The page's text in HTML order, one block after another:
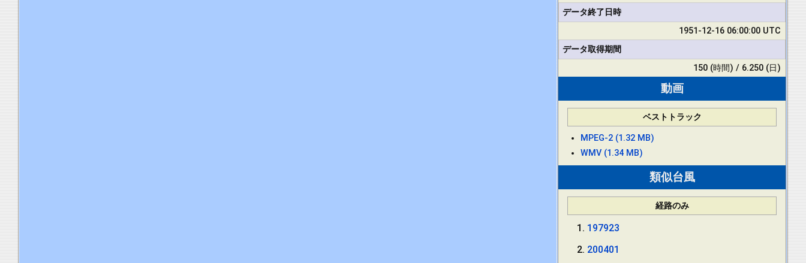
データ終了日時
1951-12-16 06:00:00 UTC
データ取得期間
150 (時間) / 6.250 (日)
動画
ベストトラック
MPEG-2 (1.32 MB)
WMV (1.34 MB)
類似台風
経路のみ
197923
200401